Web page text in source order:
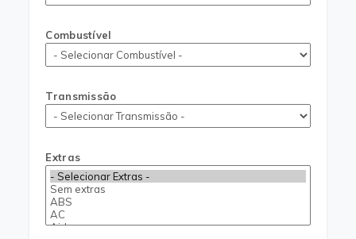
Combustível
Transmissão
Extras